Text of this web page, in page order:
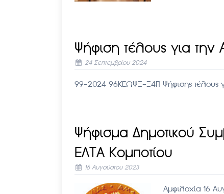
Ψήφιση τέλους για την
24 Σεπτεμβρίου 2024
99-2024 96ΚΕΩΨΞ-Ξ4Π Ψήφισης τέλους
Ψήφισμα Δημοτικού
ΕΛΤΑ Κομποτίου
16 Αυγούστου 2023
Αμφιλοχία 16